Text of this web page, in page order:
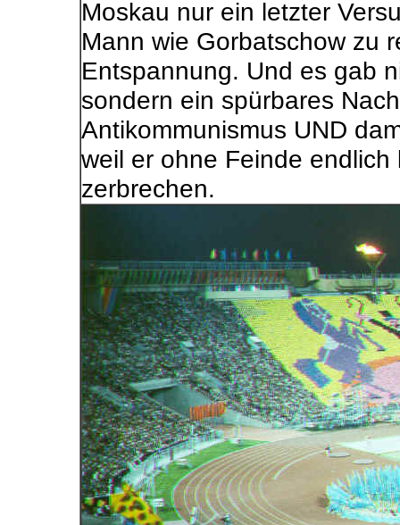
Moskau nur ein letzter
Mann wie Gorbatschow zu
Entspannung. Und es gab
sondern ein spürbares
Antikommunismus UND
weil er ohne Feinde
zerbrechen.